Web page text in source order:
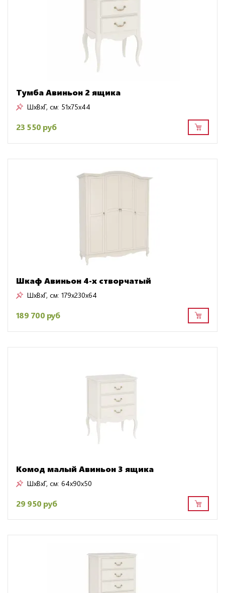
Тумба Авиньон 2 ящика
ШxВxГ, см: 51x75x44
23 550 руб
Шкаф Авиньон 4-х створчатый
ШxВxГ, см: 179x230x64
189 700 руб
Комод малый Авиньон 3 ящика
ШxВxГ, см: 64x90x50
29 950 руб